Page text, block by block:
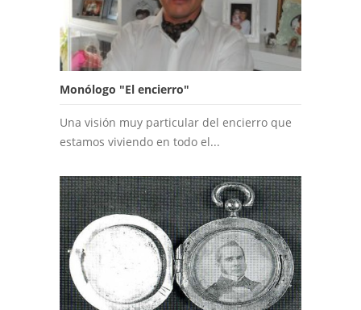
Monólogo "El encierro"
Una visión muy particular del encierro que
estamos viviendo en todo el...